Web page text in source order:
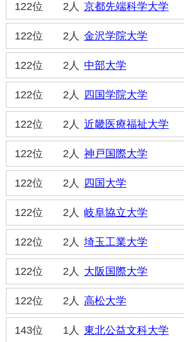
122位 2人 京都先端科学大学
122位 2人 金沢学院大学
122位 2人 中部大学
122位 2人 四国学院大学
122位 2人 近畿医療福祉大学
122位 2人 神戸国際大学
122位 2人 四国大学
122位 2人 岐阜協立大学
122位 2人 埼玉工業大学
122位 2人 大阪国際大学
122位 2人 高松大学
143位 1人 東北公益文科大学